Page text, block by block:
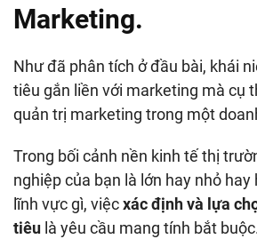
Marketing.
Như đã phân tích ở đầu bài, khái
tiêu gắn liền với marketing mà cụ
quản trị marketing trong một
Trong bối cảnh nền kinh tế thị
nghiệp của bạn là lớn hay nhỏ
lĩnh vực gì, việcxác định và lựa
tiêu là yêu cầu mang tính bắt